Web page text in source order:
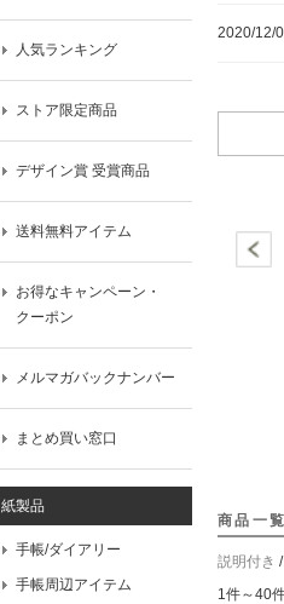
人気ランキング
ストア限定商品
デザイン賞 受賞商品
送料無料アイテム
お得なキャンペーン・
クーポン
メルマガバックナンバー
まとめ買い窓口
紙製品
手帳/ダイアリー
手帳周辺アイテム
2020/12/
商品一覧
説明付き
1件～40